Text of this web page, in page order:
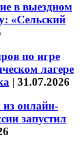
в выездном
«Сельский
по игре
лагере
| 31.07.2026
онлайн-
запустил